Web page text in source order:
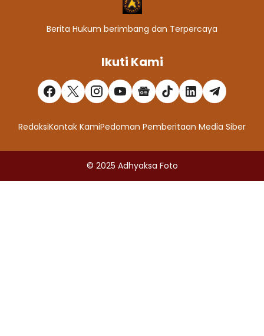
Berita Hukum berimbang dan Terpercaya
Ikuti Kami
RedaksiKontak KamiPedoman Pemberitaan Media Siber
© 2025 Adhyaksa Foto